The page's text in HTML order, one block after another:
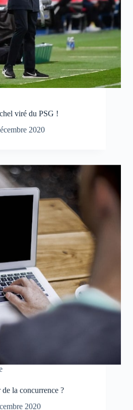
viré du PSG !
2020
la concurrence ?
2020